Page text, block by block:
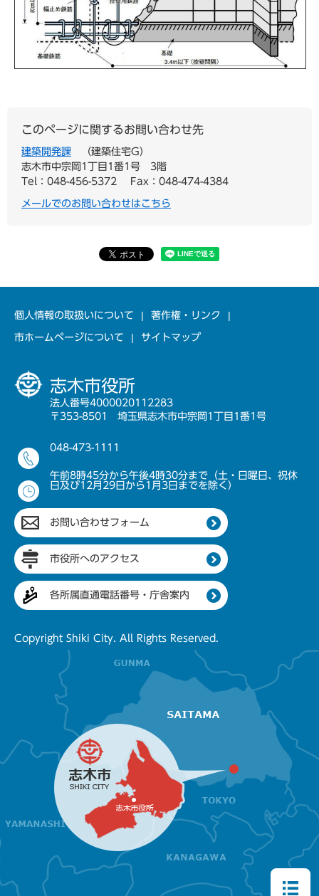
このページに関するお問い合わせ先
建築開発課
建築住宅G
志木市中宗岡1丁目1番1号 3階
Tel：048-456-5372
Fax：048-474-4384
メールでのお問い合わせはこちら
個人情報の取扱いについて 著作権・リンク
市ホームページについて サイトマップ
志木市役所
法人番号4000020112283
〒353-8501 埼玉県志木市中宗岡1丁目1番1号
048-473-1111
午前8時45分から午後4時30分まで（土・日曜日、祝休
日及び12月29日から1月3日までを除く）
お問い合わせフォーム
市役所へのアクセス
各所属直通電話番号・庁舎案内
Copyright Shiki City. All Rights Reserved.